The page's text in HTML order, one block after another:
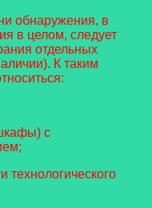
обнаружения, в
в целом, следует
отдельных
К таким
с